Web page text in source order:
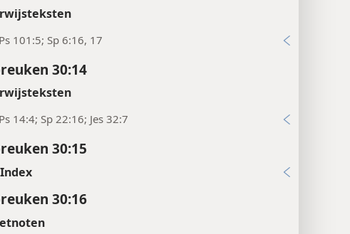
30:13
Ps 101:5; Sp 6:16, 17
30:14
Ps 14:4; Sp 22:16; Jes 32:7
30:15
Index
30:16